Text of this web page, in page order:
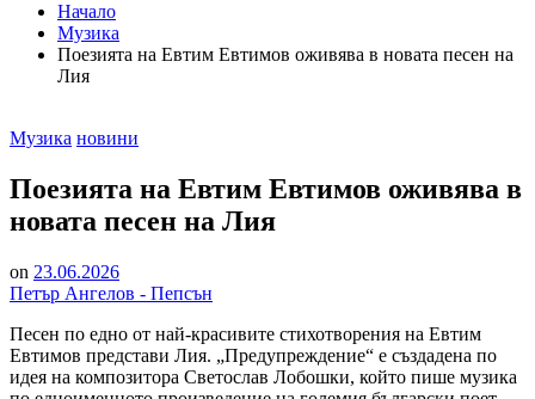
Начало
Музика
Поезията на Евтим Евтимов оживява в новата песен на
Лия
Posted
Музика новини
Поезията на Евтим Евтимов оживява в
новата песен на Лия
on 23.06.2026
Петър Ангелов - Пепсън
Песен по едно от най-красивите стихотворения на Евтим
Евтимов представи Лия. „Предупреждение“ е създадена по
идея на композитора Светослав Лобошки, който пише музика